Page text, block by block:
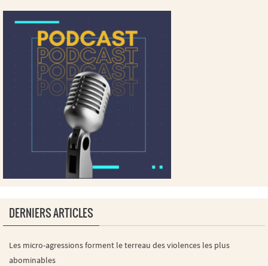
DERNIERS ARTICLES
Les micro-agressions forment le terreau des violences les plus
abominables